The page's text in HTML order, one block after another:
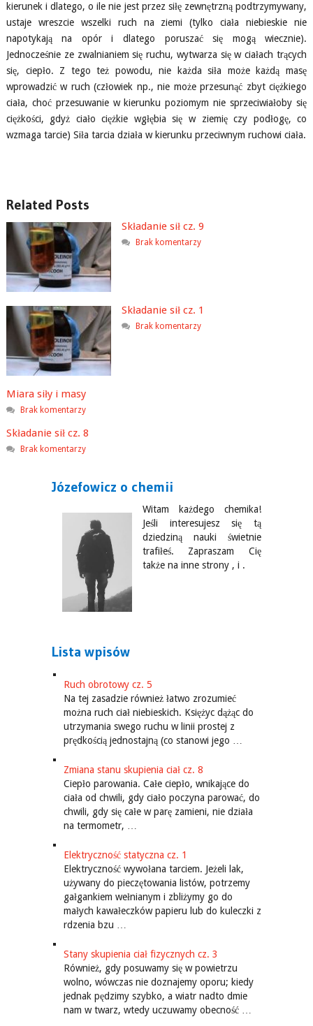
kierunek i dlatego, o ile nie jest przez siłę zewnętrzną podtrzymywany,
ustaje wreszcie wszelki ruch na ziemi (tylko ciała niebieskie nie
napotykają na opór i dlatego poruszać się mogą wiecznie).
Jednocześnie ze zwalnianiem się ruchu, wytwarza się w ciałach trących
się, ciepło. Z tego też powodu, nie każda siła może każdą masę
wprowadzić w ruch (człowiek np., nie może przesunąć zbyt ciężkiego
ciała, choć przesuwanie w kierunku poziomym nie sprzeciwiałoby się
ciężkości, gdyż ciało ciężkie wgłębia się w ziemię czy podłogę, co
wzmaga tarcie) Siła tarcia działa w kierunku przeciwnym ruchowi ciała.
Related Posts
Składanie sił cz. 9
Brak komentarzy
Składanie sił cz. 1
Brak komentarzy
Miara siły i masy
Brak komentarzy
Składanie sił cz. 8
Brak komentarzy
Józefowicz o chemii
Witam każdego chemika!
Jeśli interesujesz się tą
dziedziną nauki świetnie
trafiłeś. Zapraszam Cię
także na inne strony , i .
Lista wpisów
Ruch obrotowy cz. 5
Na tej zasadzie również łatwo zrozumieć
można ruch ciał niebieskich. Księżyc dążąc do
utrzymania swego ruchu w linii prostej z
prędkością jednostajną (co stanowi jego …
Zmiana stanu skupienia ciał cz. 8
Ciepło parowania. Całe ciepło, wnikające do
ciała od chwili, gdy ciało poczyna parować, do
chwili, gdy się całe w parę zamieni, nie działa
na termometr, …
Elektryczność statyczna cz. 1
Elektryczność wywołana tarciem. Jeżeli lak,
używany do pieczętowania listów, potrzemy
gałgankiem wełnianym i zbliżymy go do
małych kawałeczków papieru lub do kuleczki z
rdzenia bzu …
Stany skupienia ciał fizycznych cz. 3
Również, gdy posuwamy się w powietrzu
wolno, wówczas nie doznajemy oporu; kiedy
jednak pędzimy szybko, a wiatr nadto dmie
nam w twarz, wtedy uczuwamy obecność …